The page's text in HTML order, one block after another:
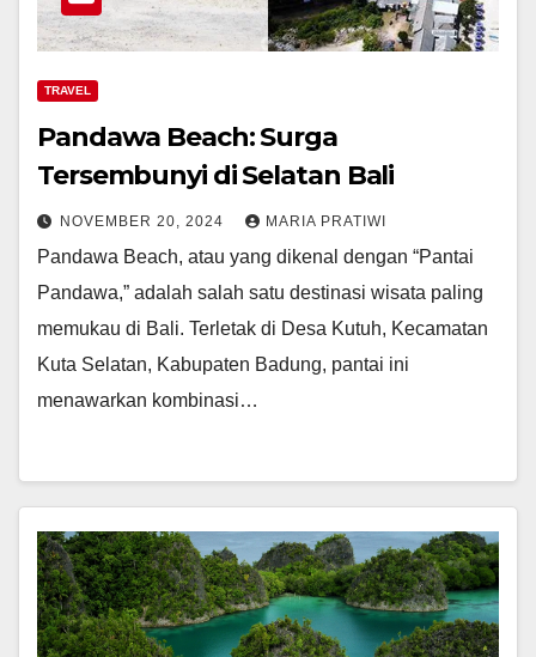
TRAVEL
Pandawa Beach: Surga
Tersembunyi di Selatan Bali
NOVEMBER 20, 2024 MARIA PRATIWI
Pandawa Beach, atau yang dikenal dengan “Pantai
Pandawa,” adalah salah satu destinasi wisata paling
memukau di Bali. Terletak di Desa Kutuh, Kecamatan
Kuta Selatan, Kabupaten Badung, pantai ini
menawarkan kombinasi…